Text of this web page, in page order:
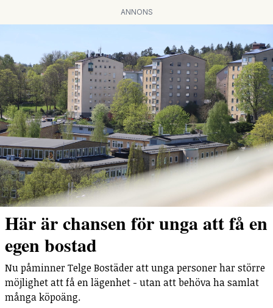
ANNONS
Här är chansen för unga att få en
egen bostad
Nu påminner Telge Bostäder att unga personer har större
möjlighet att få en lägenhet - utan att behöva ha samlat
många köpoäng.